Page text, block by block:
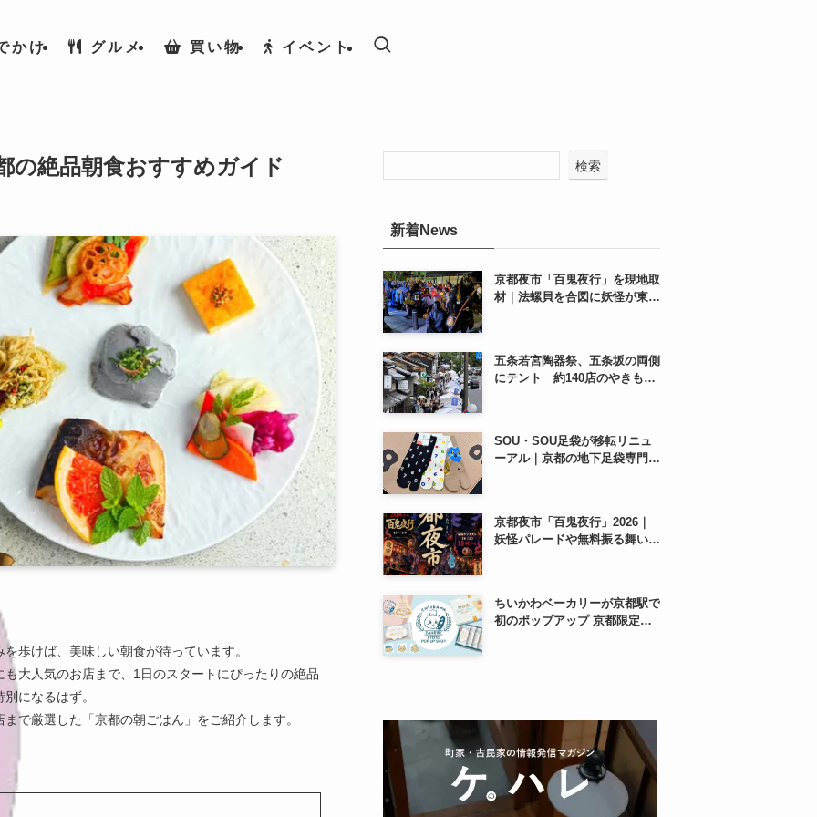
かけ グルメ 買い物 イベント
の絶品朝食おすすめガイド
歩けば、美味しい朝食が待っています。
大人気のお店まで、1日のスタートにぴったりの絶品
になるはず。
で厳選した「京都の朝ごはん」をご紹介します。
検索
新着News
京都夜市「百鬼夜行」を現地取
材｜法螺貝を合図に妖怪が東本
五条若宮陶器祭、五条坂の両側
にテント 約140店のやきもの
SOU・SOU足袋が移転リニュ
ーアル｜京都の地下足袋専門店
京都夜市「百鬼夜行」2026｜
妖怪パレードや無料振る舞いを
ちいかわベーカリーが京都駅で
初のポップアップ 京都限定